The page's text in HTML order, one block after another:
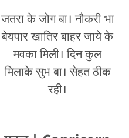
जतरा के जोग बा। नौकरी भा
बेयपार खातिर बाहर जाये के
मवका मिली। दिन कुल
मिलाके सुभ बा। सेहत ठीक
रही।